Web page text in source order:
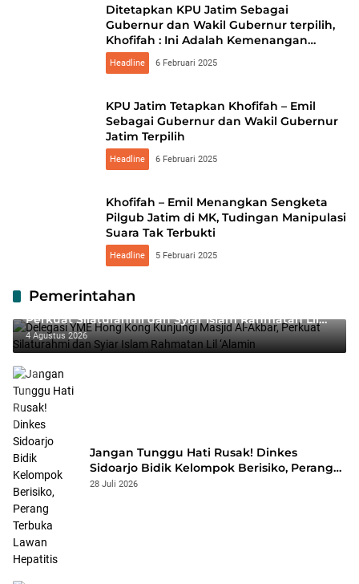
Ditetapkan KPU Jatim Sebagai
Gubernur dan Wakil Gubernur terpilih,
Khofifah : Ini Adalah Kemenangan
Demokrasi Yang Melibatkan Semua
Pihak !
Headline 6 Februari 2025
KPU Jatim Tetapkan Khofifah – Emil
Sebagai Gubernur dan Wakil Gubernur
Jatim Terpilih
Headline 6 Februari 2025
Khofifah – Emil Menangkan Sengketa
Pilgub Jatim di MK, Tudingan Manipulasi
Suara Tak Terbukti
Headline 5 Februari 2025
Pemerintahan
Delegasi YME Hong Kong Kunjungi Masjid Al-Akbar,
Perkuat Silaturahmi dan Syiar Islam Rahmatan Lil
‘Alamin
4 Agustus 2026
Jangan Tunggu Hati Rusak! Dinkes
Sidoarjo Bidik Kelompok Berisiko, Perang
Terbuka Lawan Hepatitis
28 Juli 2026